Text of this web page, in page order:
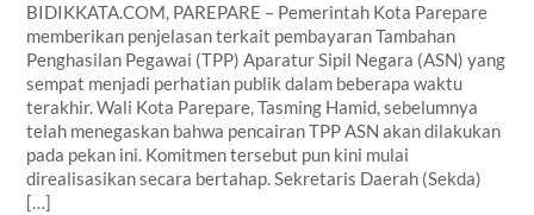
BIDIKKATA.COM, PAREPARE – Pemerintah Kota Parepare
memberikan penjelasan terkait pembayaran Tambahan
Penghasilan Pegawai (TPP) Aparatur Sipil Negara (ASN) yang
sempat menjadi perhatian publik dalam beberapa waktu
terakhir. Wali Kota Parepare, Tasming Hamid, sebelumnya
telah menegaskan bahwa pencairan TPP ASN akan dilakukan
pada pekan ini. Komitmen tersebut pun kini mulai
direalisasikan secara bertahap. Sekretaris Daerah (Sekda)
[…]